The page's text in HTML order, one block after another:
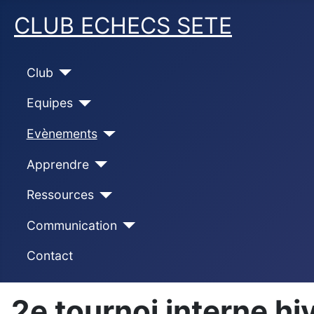
CLUB ECHECS SETE
Club
Equipes
Evènements
Apprendre
Ressources
Communication
Contact